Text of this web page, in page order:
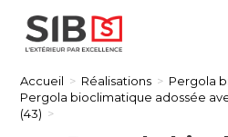
Accueil > Réalisations > Pergola
Pergola bioclimatique adossée
(43) >